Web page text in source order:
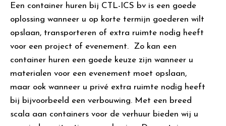
Een container huren bij CTL-ICS bv is een goede
oplossing wanneer u op korte termijn goederen wilt
opslaan, transporteren of extra ruimte nodig heeft
voor een project of evenement. Zo kan een
container huren een goede keuze zijn wanneer u
materialen voor een evenement moet opslaan,
maar ook wanneer u privé extra ruimte nodig heeft
bij bijvoorbeeld een verbouwing. Met een breed
scala aan containers voor de verhuur bieden wij u